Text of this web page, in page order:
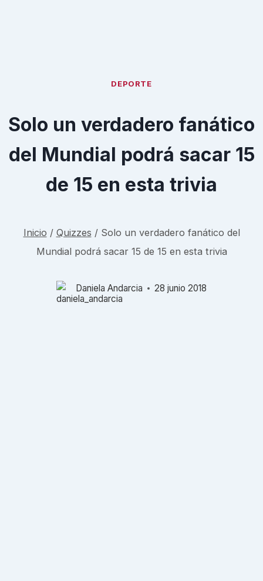
DEPORTE
Solo un verdadero fanático
del Mundial podrá sacar 15
de 15 en esta trivia
Inicio / Quizzes / Solo un verdadero fanático del
Mundial podrá sacar 15 de 15 en esta trivia
Daniela Andarcia 28 junio 2018